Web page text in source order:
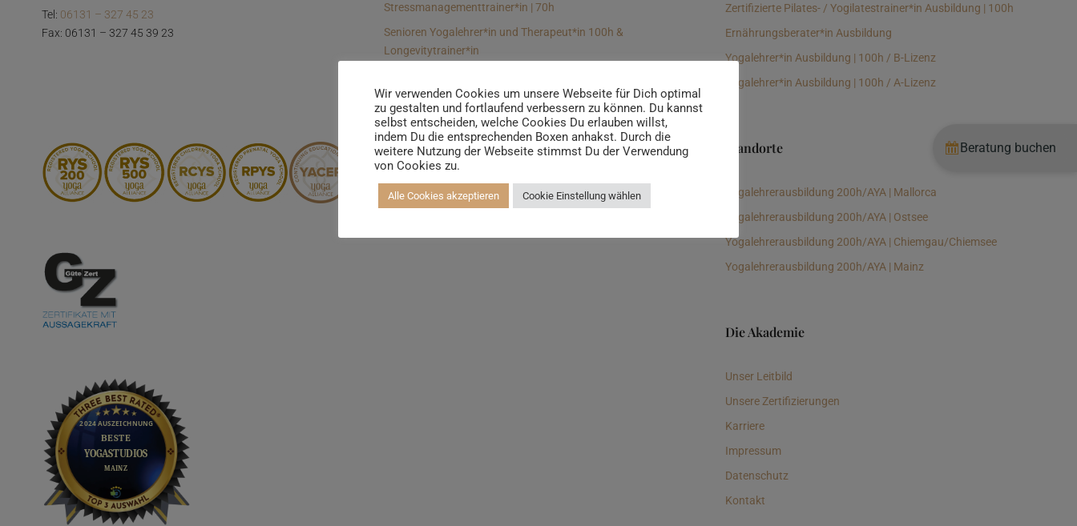
Tel: 06131 – 327 45 23
Fax: 06131 – 327 45 39 23
Stressmanagementtrainer*in | 70h
Senioren Yogalehrer*in und Therapeut*in 100h &
Longevitytrainer*in
Meditationsleiter*in | 50h & Achtsamkeitstrainer*in
Yoga Alignmenttrainer*in | 40h
Yoga Hilfsmitteltrainer*in Ausbildung | 10 h
Zertifizierte Pilates- / Yogilatestrainer*in Ausbildung | 100h
Ernährungsberater*in Ausbildung
Yogalehrer*in Ausbildung | 100h / B-Lizenz
Yogalehrer*in Ausbildung | 100h / A-Lizenz
Standorte
Yogalehrerausbildung 200h/AYA | Mallorca
Yogalehrerausbildung 200h/AYA | Ostsee
Yogalehrerausbildung 200h/AYA | Chiemgau/Chiemsee
Yogalehrerausbildung 200h/AYA | Mainz
Die Akademie
Unser Leitbild
Unsere Zertifizierungen
Karriere
Impressum
Datenschutz
Kontakt
Wir verwenden Cookies um unsere Webseite für Dich optimal
zu gestalten und fortlaufend verbessern zu können. Du kannst
selbst entscheiden, welche Cookies Du erlauben willst,
indem Du die entsprechenden Boxen anhakst. Durch die
weitere Nutzung der Webseite stimmst Du der Verwendung
von Cookies zu.
Alle Cookies akzeptieren Cookie Einstellung wählen
Beratung buchen